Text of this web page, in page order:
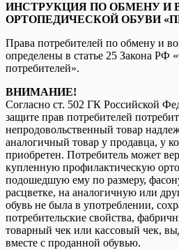
ИНСТРУКЦИЯ ПО ОБМЕНУ И
ОРТОПЕДИЧЕСКОЙ ОБУВИ
Права потребителей по обмену и
определены в статье 25 Закона РФ
потребителей».
ВНИМАНИЕ!
Согласно ст. 502 ГК Российской
защите прав потребителей
непродовольственный товар
аналогичный товар у продавца, у
приобретен. Потребитель может
купленную профилактическую
подошедшую ему по размеру,
расцветке, на аналогичную или
обувь не была в употреблении,
потребительские свойства,
товарный чек или кассовый чек,
вместе с проданной обувью.